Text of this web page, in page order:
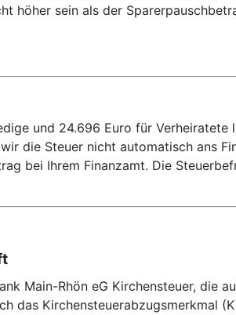
höher sein als der
und 24.696 Euro für
die Steuer nicht automatisch ans
bei Ihrem Finanzamt. Die
Main-Rhön eG Kirchensteuer, die
das Kirchensteuerabzugsmerkmal